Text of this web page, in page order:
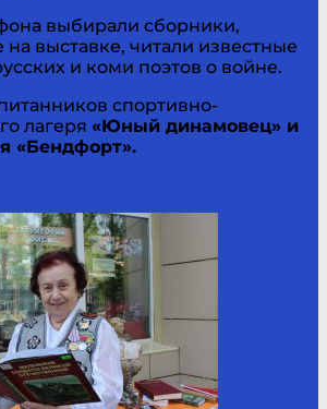
выбирали сборники,
выставке, читали известные
и коми поэтов о войне.
спортивно-
лагеря «Юный динамовец» и
«Бендфорт».